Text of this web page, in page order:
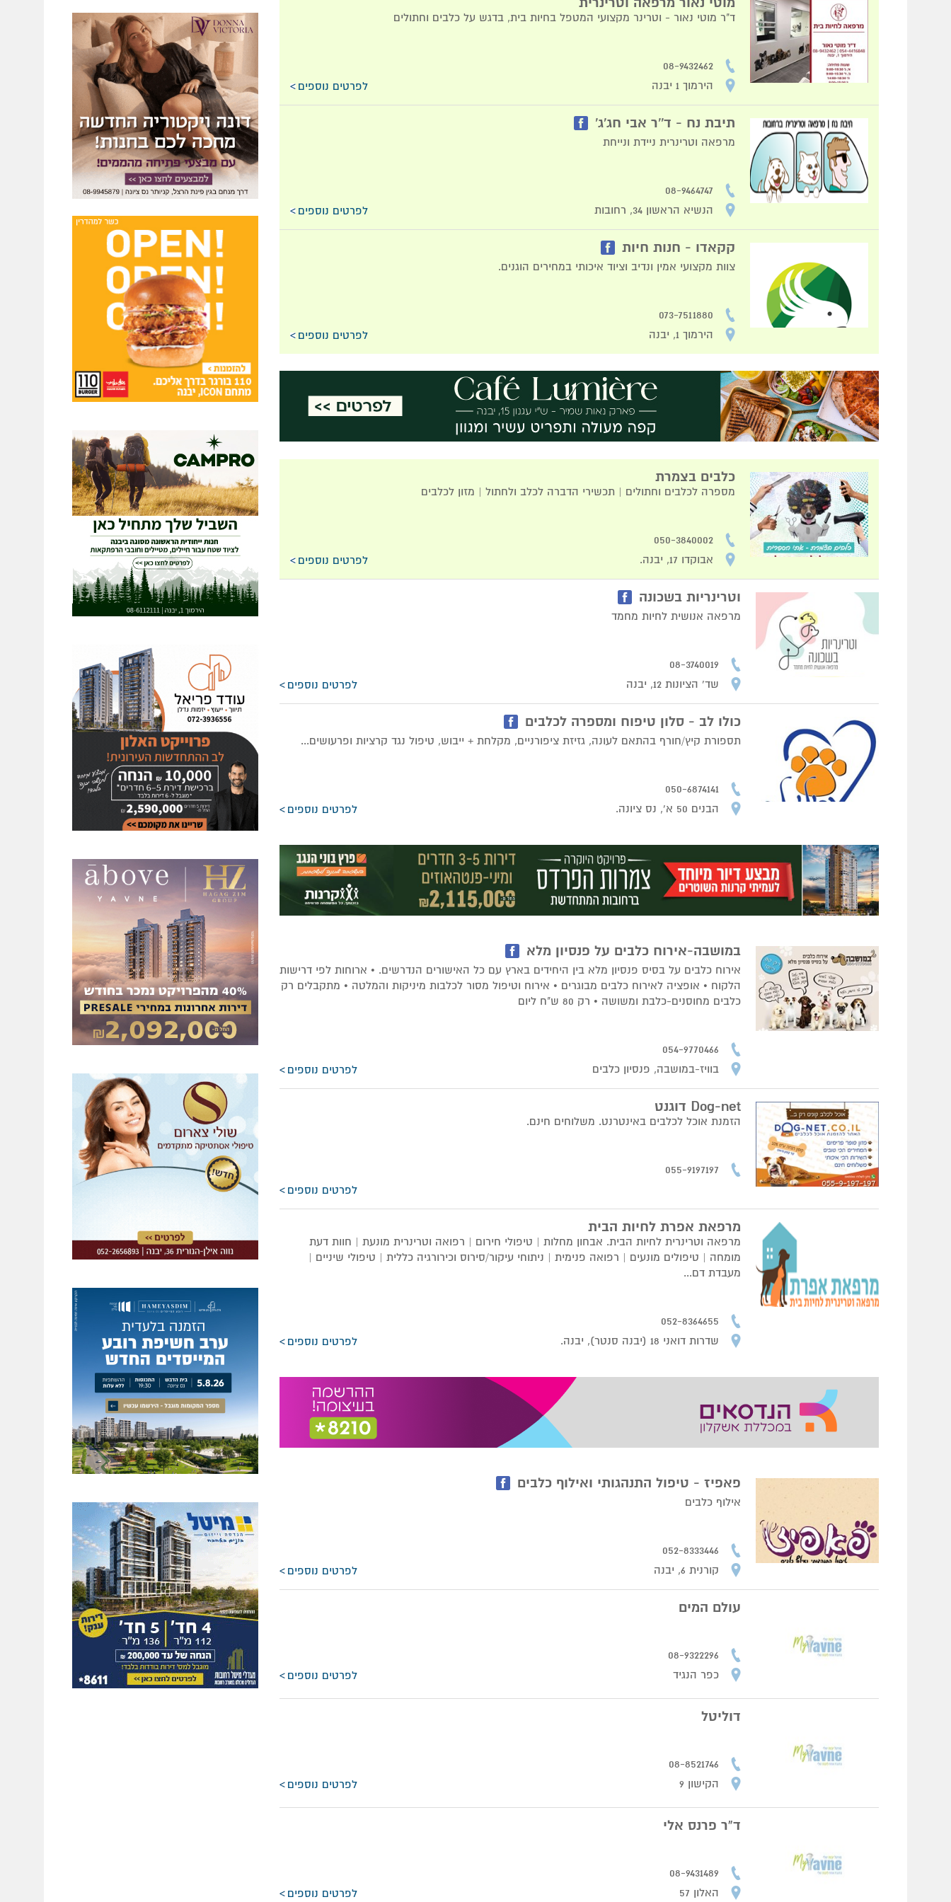
ד"ר מוטי נאור - וטרינר מקצועי המטפל בחיות בית, בדגש על כלבים וחתולים
08-9432462
הירמוך 1 יבנה
לפרטים נוספים
תיבת נח - ד''ר אבי חג'ג'
מרפאה וטרינרית ניידת ונייחת
08-9464747
הנשיא הראשון 34, רחובות
לפרטים נוספים
קקאדו - חנות חיות
צוות מקצועי אמין ונדיב וציוד איכותי במחירים הוגנים.
הירמוך 1, יבנה
לפרטים נוספים
כלבים בצמרת
מספרה לכלבים וחתולים | תכשירי הדברה לכלב ולחתול | מזון לכלבים
050-3840002
אבוקדו 17, יבנה.
לפרטים נוספים
וטרינריות בשכונה
מרפאה אנושית לחיות מחמד
08-3740019
שד' הציונות 12, יבנה
לפרטים נוספים
כולו לב - סלון טיפוח ומספרה לכלבים
תספורת קיץ/חורף בהתאם לעונה, גזיזת ציפורניים, מקלחת + ייבוש, טיפול נגד קרציות ופרעושים...
050-6874141
הבנים 50 א', נס ציונה.
לפרטים נוספים
במושבה-אירוח כלבים על פנסיון מלא
אירוח כלבים על בסיס פנסיון מלא בין היחידים בארץ עם כל האישורים הנדרשים. • ארוחות לפי דרישות
הלקוח • אופציה לאירוח כלבים מבוגרים • אירוח וטיפול מסור לכלבות מיניקות והמלטה • מתקבלים רק
כלבים מחוסנים-כלבת ומשושה • רק 80 ש"ח ליום
054-9770466
בוויז-במושבה, פנסיון כלבים
לפרטים נוספים
Dog-net דוגנט
הזמנת אוכל לכלבים באינטרנט. משלוחים חינם.
055-9197197
לפרטים נוספים
מרפאת אפרת לחיות הבית
מרפאה וטרינרית לחיות הבית. אבחון מחלות | טיפולי חירום | רפואה וטרינרית מונעת | חוות דעת
מומחה | טיפולים מונעים | רפואה פנימית | ניתוחי עיקור/סירוס וכירורגיה כללית | טיפולי שיניים |
מעבדת דם...
052-8364655
שדרות דואני 18 (יבנה סנטר), יבנה.
לפרטים נוספים
פאפיז - טיפול התנהגותי ואילוף כלבים
אילוף כלבים
052-8333446
קורנית 6, יבנה
לפרטים נוספים
עולם המים
08-9322296
כפר הנגיד
לפרטים נוספים
דוליטל
08-8521746
הקישון 9
לפרטים נוספים
ד”ר פרנס אלי
08-9431489
האלון 57
לפרטים נוספים